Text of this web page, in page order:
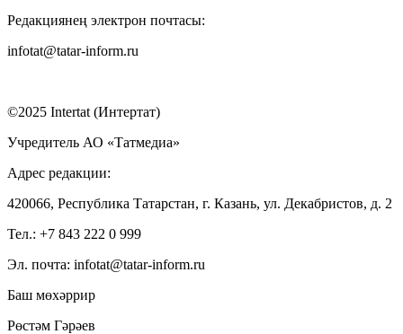
Редакциянең электрон почтасы:
infotat@tatar-inform.ru
©2025 Intertat (Интертат)
Учредитель АО «Татмедиа»
Адрес редакции:
420066, Республика Татарстан, г. Казань, ул. Декабристов, д. 2
Тел.: +7 843 222 0 999
Эл. почта: infotat@tatar-inform.ru
Баш мөхәррир
Рөстәм Гәрәев